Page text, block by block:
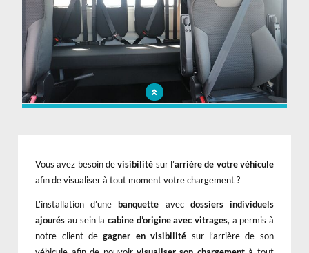
Vous avez besoin devisibilité sur l’arrière de votre véhicule
afin de visualiser à tout moment votre chargement ?
L’installation d’unebanquette avec dossiers individuels
ajourés au sein la cabine d’origine avec vitrages, a permis à
notre client degagner en visibilité sur l’arrière de son